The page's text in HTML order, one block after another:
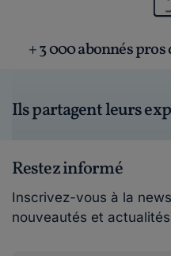
+ 3 000 abonnés
Ils partagent leurs
Restez informé
Inscrivez-vous à la
nouveautés et